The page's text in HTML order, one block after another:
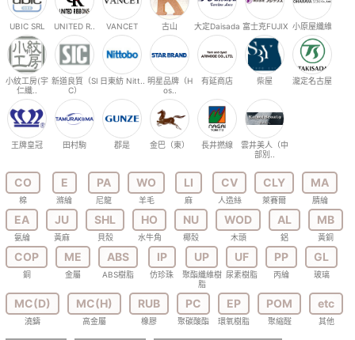
UBIC SRL UNITED R.. VANCET 古山 大定Daisada 富士克FUJIX 小原屋纖維
小紋工房(宇
仁纖..
新道良質（SI
C）
日東紡 Nitt..
明星品牌（H
os..
有延商店 柴屋 瀧定名古屋
王牌皇冠 田村駒 郡是 金巴（東） 長井撚線
雲井美人（中
部別..
CO
棉
E
滌綸
PA
尼龍
WO
羊毛
LI
麻
CV
人造絲
CLY
萊賽爾
MA
腈綸
EA
氨綸
JU
黃麻
SHL
貝殼
HO
水牛角
NU
椰殼
WOD
木頭
AL
鋁
MB
黃銅
COP
銅
ME
金屬
ABS
ABS樹脂
IP
仿珍珠
UP
聚酯纖維樹
脂
UF
尿素樹脂
PP
丙綸
GL
玻璃
MC(D)
澆鑄
MC(H)
高金屬
RUB
橡膠
PC
聚碳酸酯
EP
環氧樹脂
POM
聚縮醛
etc
其他